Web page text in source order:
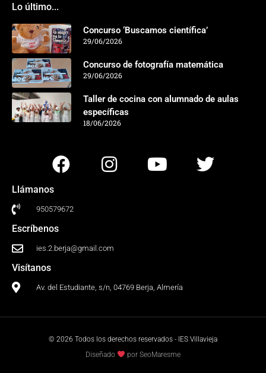
Lo último...
Concurso ‘Buscamos científica’
29/06/2026
Concurso de fotografía matemática
29/06/2026
Taller de cocina con alumnado de aulas
específicas
18/06/2026
Llámanos
950579672
Escríbenos
ies.2.berja@gmail.com
Visítanos
Av. del Estudiante, s/n, 04769 Berja, Almería
© 2026 Todos los derechos reservados - IES Villavieja
Diseñado
por SeoMaresme